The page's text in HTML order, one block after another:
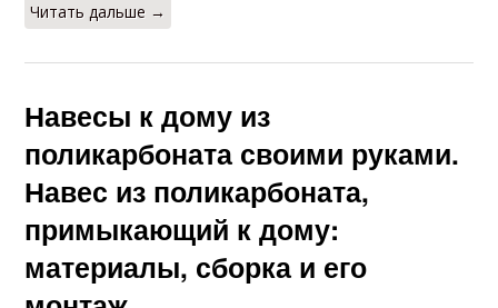
Читать дальше →
Навесы к дому из
поликарбоната своими руками.
Навес из поликарбоната,
примыкающий к дому:
материалы, сборка и его